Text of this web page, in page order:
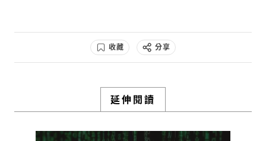
0 3y
檢舉留言
收藏 分享
延伸閱讀